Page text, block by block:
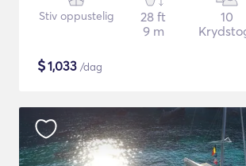
Stiv oppustelig
28 ft
9 m
10
$1,033 /dag